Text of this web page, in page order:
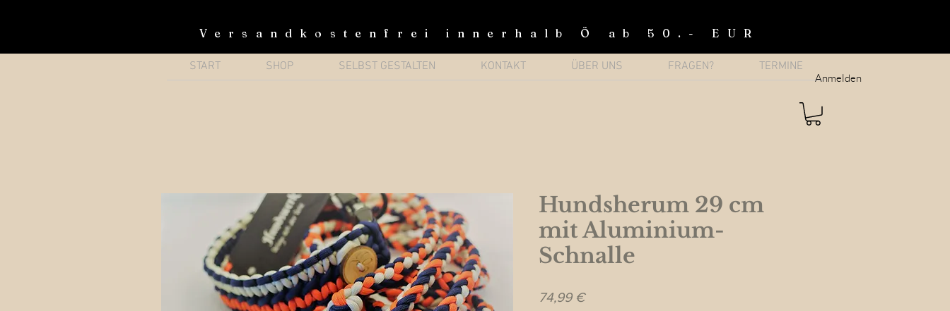
Anmelden
Versandkostenfrei innerhalb Ö ab 50.- EUR
START SHOP SELBST GESTALTEN KONTAKT ÜBER UNS FRAGEN? TERMINE
Hundsherum 29 cm
mit Aluminium-
Schnalle
74,99 €Preis